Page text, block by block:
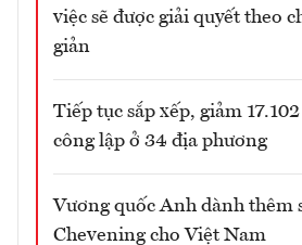
việc sẽ được giải quyết theo
giản
Tiếp tục sắp xếp, giảm
công lập ở 34 địa phương
Vương quốc Anh dành thêm
Chevening cho Việt Nam